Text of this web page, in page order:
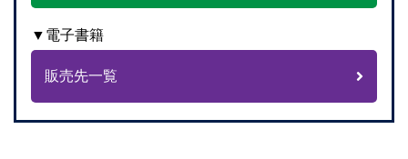
▼電子書籍
販売先一覧